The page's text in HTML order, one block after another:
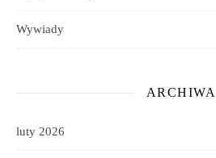
Wywiady
ARCHIWA
luty 2026